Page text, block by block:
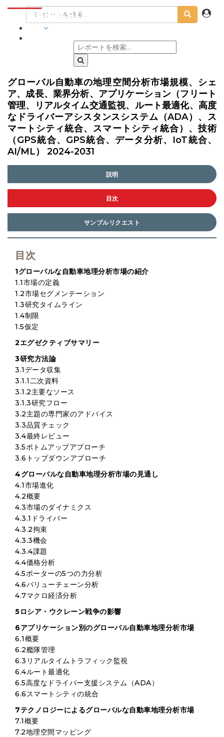
グローバル自動車の地理空間分析市場規模、シェ
ア、成長、業界分析、アプリケーション（フリート
管理、リアルタイム交通監視、ルート最適化、高度
なドライバーアシスタンスシステム（ADA）、ス
マートシティ統合、スマートシティ統合）、技術
（GPS統合、GPS統合、データ分析、IoT統合、
AI/ML） 2024-2031
説明
目次
サンプルリクエスト
目次
1グローバルな自動車地理分析市場の紹介
1.1市場の定義
1.2市場セグメンテーション
1.3研究タイムライン
1.4制限
1.5仮定
2エグゼクティブサマリー
3研究方法論
3.1データ収集
3.1.1二次資料
3.1.2主要なソース
3.1.3研究フロー
3.2主題の専門家のアドバイス
3.3品質チェック
3.4最終レビュー
3.5ボトムアップアプローチ
3.6トップダウンアプローチ
4グローバルな自動車地理分析市場の見通し
4.1市場進化
4.2概要
4.3市場のダイナミクス
4.3.1ドライバー
4.3.2拘束
4.3.3機会
4.3.4課題
4.4価格分析
4.5ポーターの5つの力分析
4.6バリューチェーン分析
4.7マクロ経済分析
5ロシア・ウクレーン戦争の影響
6アプリケーション別のグローバル自動車地理分析市場
6.1概要
6.2艦隊管理
6.3リアルタイムトラフィック監視
6.4ルート最適化
6.5高度なドライバー支援システム（ADA）
6.6スマートシティの統合
7テクノロジーによるグローバルな自動車地理分析市場
7.1概要
7.2地理空間マッピング